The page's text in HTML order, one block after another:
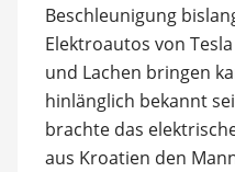
Beschleunigung
Elektroautos von
und Lachen bringen
hinlänglich bekannt
brachte das
aus Kroatien den